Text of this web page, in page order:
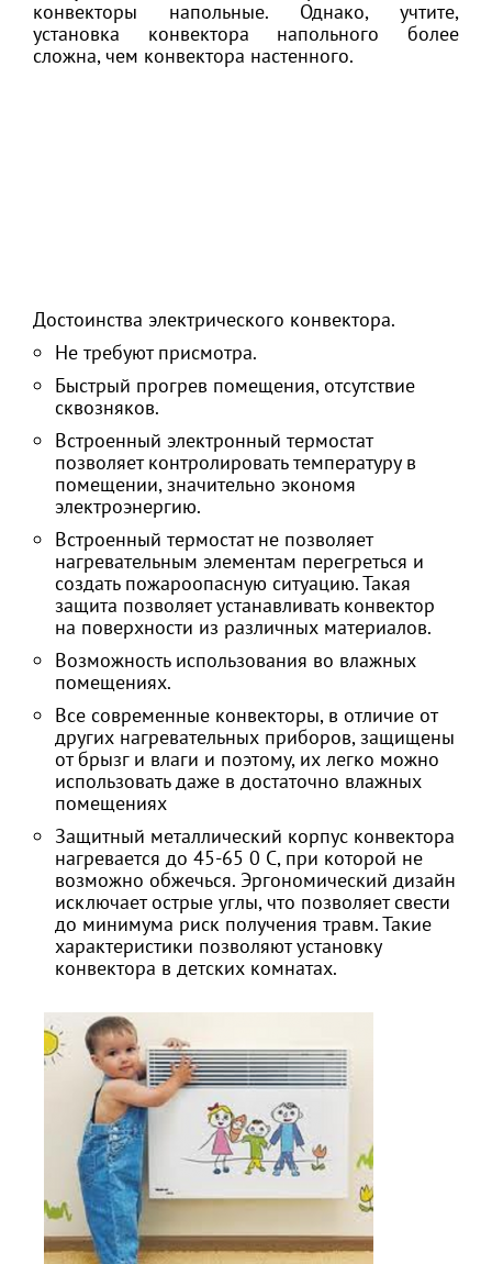
конвекторы напольные. Однако, учтите,
установка конвектора напольного более
сложна, чем конвектора настенного.
Достоинства электрического конвектора.
Не требуют присмотра.
Быстрый прогрев помещения, отсутствие
сквозняков.
Встроенный электронный термостат
позволяет контролировать температуру в
помещении, значительно экономя
электроэнергию.
Встроенный термостат не позволяет
нагревательным элементам перегреться и
создать пожароопасную ситуацию. Такая
защита позволяет устанавливать конвектор
на поверхности из различных материалов.
Возможность использования во влажных
помещениях.
Все современные конвекторы, в отличие от
других нагревательных приборов, защищены
от брызг и влаги и поэтому, их легко можно
использовать даже в достаточно влажных
помещениях
Защитный металлический корпус конвектора
нагревается до 45-65 0 С, при которой не
возможно обжечься. Эргономический дизайн
исключает острые углы, что позволяет свести
до минимума риск получения травм. Такие
характеристики позволяют установку
конвектора в детских комнатах.